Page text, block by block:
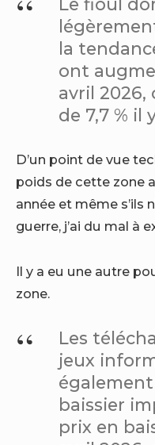
la
ont
avril 2026,
de 7,7 % il
D’un point de vue
poids de cette zone
année et même s’ils
guerre, j’ai du mal à
Il y a eu une autre
zone.
Les
jeux
baissier
prix en